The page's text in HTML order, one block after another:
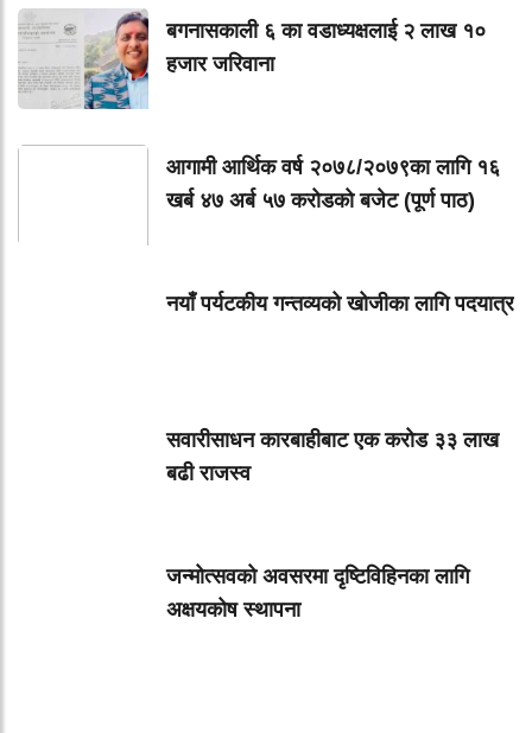
बगनासकाली ६ का वडाध्यक्षलाई २ लाख १०
हजार जरिवाना
आगामी आर्थिक वर्ष २०७८/२०७९का लागि १६
खर्ब ४७ अर्ब ५७ करोडको बजेट (पूर्ण पाठ)
नयाँ पर्यटकीय गन्तव्यको खोजीका लागि पदयात्र
सवारीसाधन कारबाहीबाट एक करोड ३३ लाख
बढी राजस्व
जन्मोत्सवको अवसरमा दृष्टिविहिनका लागि
अक्षयकोष स्थापना